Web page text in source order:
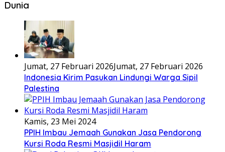
Dunia
Jumat, 27 Februari 2026Jumat, 27 Februari 2026
Indonesia Kirim Pasukan Lindungi Warga Sipil
Palestina
Kamis, 23 Mei 2024
PPIH Imbau Jemaah Gunakan Jasa Pendorong
Kursi Roda Resmi Masjidil Haram